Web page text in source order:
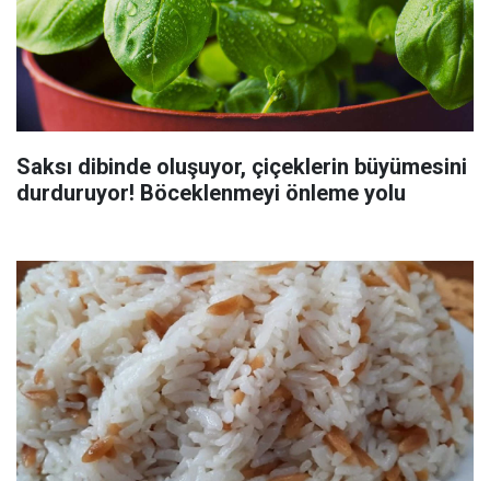
Saksı dibinde oluşuyor, çiçeklerin büyümesini
durduruyor! Böceklenmeyi önleme yolu